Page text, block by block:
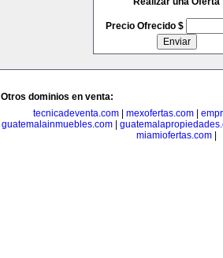
Precio Ofrecido $
Otros dominios en venta:
tecnicadeventa.com
mexofertas.com
guatemalainmuebles.com
miamiofertas.com